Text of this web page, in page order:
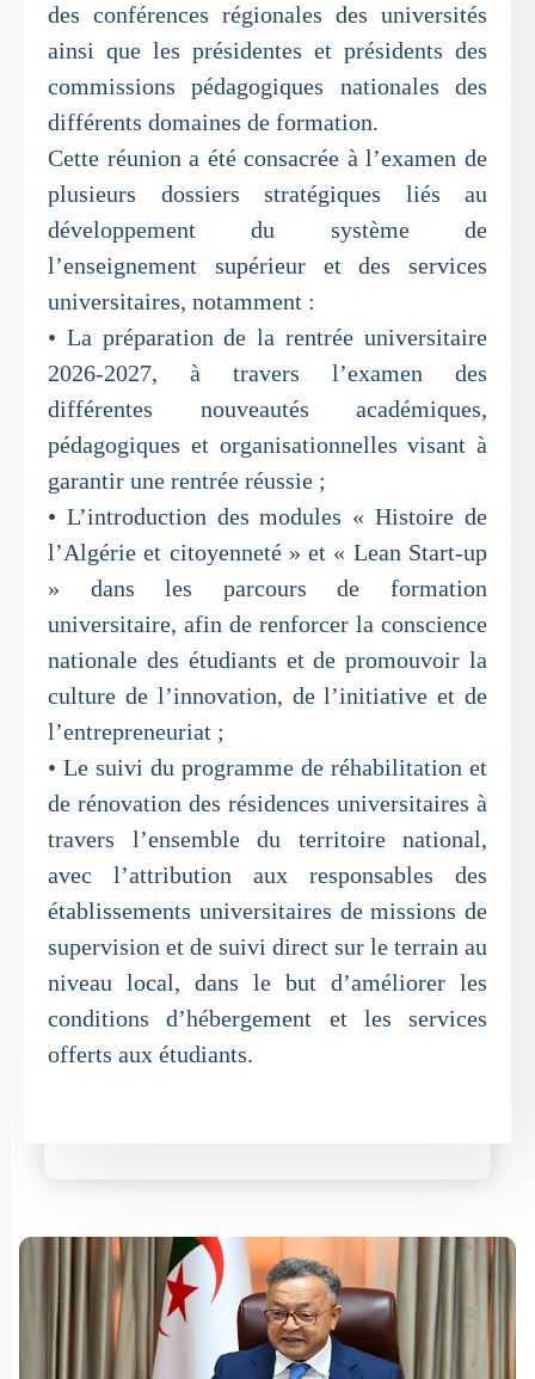
des conférences régionales des universités
ainsi que les présidentes et présidents des
commissions pédagogiques nationales des
différents domaines de formation.
Cette réunion a été consacrée à l’examen de
plusieurs dossiers stratégiques liés au
développement du système de
l’enseignement supérieur et des services
universitaires, notamment :
• La préparation de la rentrée universitaire
2026-2027, à travers l’examen des
différentes nouveautés académiques,
pédagogiques et organisationnelles visant à
garantir une rentrée réussie ;
• L’introduction des modules « Histoire de
l’Algérie et citoyenneté » et « Lean Start-up
» dans les parcours de formation
universitaire, afin de renforcer la conscience
nationale des étudiants et de promouvoir la
culture de l’innovation, de l’initiative et de
l’entrepreneuriat ;
• Le suivi du programme de réhabilitation et
de rénovation des résidences universitaires à
travers l’ensemble du territoire national,
avec l’attribution aux responsables des
établissements universitaires de missions de
supervision et de suivi direct sur le terrain au
niveau local, dans le but d’améliorer les
conditions d’hébergement et les services
offerts aux étudiants.